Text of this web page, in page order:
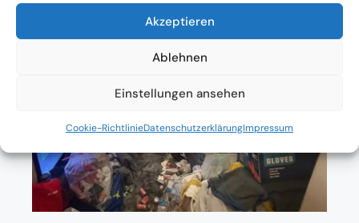
Akzeptieren
Ablehnen
Einstellungen ansehen
Cookie-RichtlinieDatenschutzerklärungImpressum